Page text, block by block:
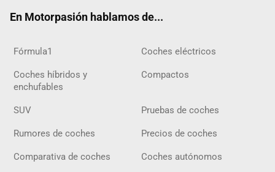
En Motorpasión hablamos de...
Fórmula1 Coches eléctricos
Coches híbridos y
enchufables
Compactos
SUV Pruebas de coches
Rumores de coches Precios de coches
Comparativa de coches Coches autónomos